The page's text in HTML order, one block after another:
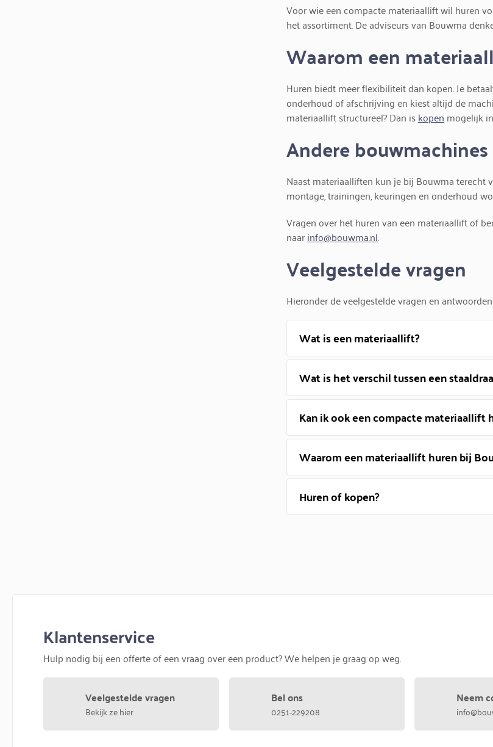
Voor wie een compacte materiaallift wil huren
het assortiment. De adviseurs van Bouwma
Waarom een
Huren biedt meer flexibiliteit dan kopen. Je
onderhoud of afschrijving en kiest altijd de
materiaallift structureel? Dan iskopen mogelijk
Andere
Naast materiaalliften kun je bij Bouwma terecht
montage, trainingen, keuringen en onderhoud
Vragen over het huren van een materiaallift of
naarinfo@bouwma.nl.
Veelgestelde vragen
Hieronder de veelgestelde vragen en
Wat is een materiaallift?
Wat is het verschil tussen een
Kan ik ook een compacte materiaallift
Waarom een materiaallift huren bij
Huren of kopen?
Klantenservice
Hulp nodig bij een offerte of een vraag over een product? We helpen je graag op weg.
Veelgestelde vragen
Bekijk ze hier
Bel ons
0251-229208
Neem